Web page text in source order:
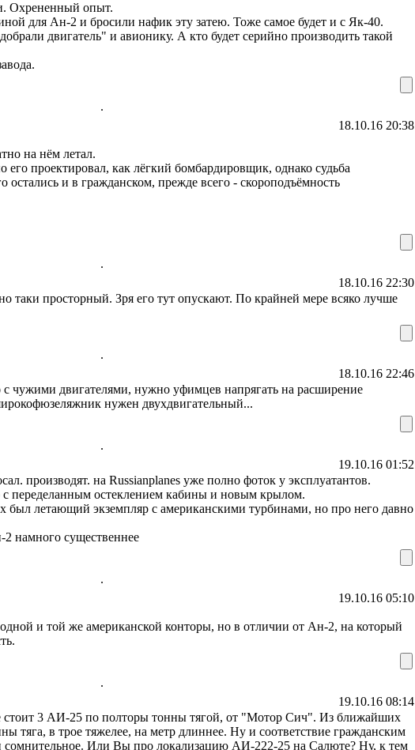
Охрененный опыт.
для Ан-2 и бросили нафик эту затею. Тоже самое будет и с Як-40.
двигатель" и авионику. А кто будет серийно производить такой
.
18.10.16 20:38
на нём летал.
проектировал, как лёгкий бомбардировщик, однако судьба
остались и в гражданском, прежде всего - скороподъёмность
.
18.10.16 22:30
таки просторный. Зря его тут опускают. По крайней мере всяко лучше
.
18.10.16 22:46
чужими двигателями, нужно уфимцев напрягать на расширение
нужен двухдвигательный...
.
19.10.16 01:52
производят. на Russianplanes уже полно фоток у эксплуатантов.
с переделанным остеклением кабины и новым крылом.
был летающий экземпляр с американскими турбинами, но про него давно
2 намного существеннее
.
19.10.16 05:10
и той же американской конторы, но в отличии от Ан-2, на который
.
19.10.16 08:14
стоит 3 АИ-25 по полторы тонны тягой, от "Мотор Сич". Из ближайших
тяга, в трое тяжелее, на метр длиннее. Ну и соответствие гражданским
сомнительное. Или Вы про локализацию АИ-222-25 на Салюте? Ну, к тем